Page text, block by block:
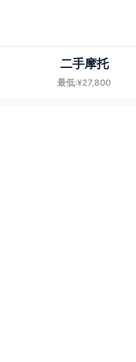
二手摩托
最低:¥27,800